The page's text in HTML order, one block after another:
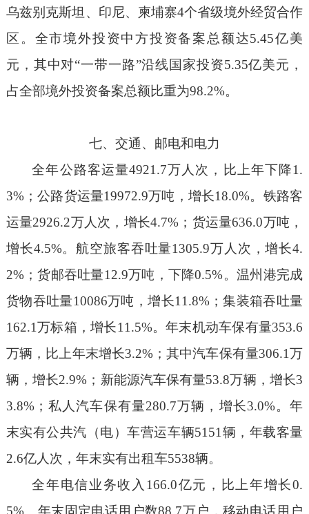
乌兹别克斯坦、印尼、柬埔寨4个省级境外经贸合作
区。全市境外投资中方投资备案总额达5.45亿美
元，其中对“一带一路”沿线国家投资5.35亿美元，
占全部境外投资备案总额比重为98.2%。
七、交通、邮电和电力
全年公路客运量4921.7万人次，比上年下降1.
3%；公路货运量19972.9万吨，增长18.0%。 铁路客
运量2926.2万人次， 增长4.7% ；货运量636.0万吨，
增长4.5%。航空旅客吞吐量1 305.9万人次，增长4.
2%；货邮吞吐量12.9万吨， 下降0.5%。温州港完成
货物吞吐量10086万吨，增长11.8%；集装箱吞吐量
162.1万标箱，增长11.5%。年末机动车保有量353.6
万辆，比上年末增长3.2% ；其中汽车保有量306.1万
辆，增长2.9% ；新能源汽车保有量53.8万辆，增长3
3.8%； 私人汽车保有量280.7万辆，增长3.0%。年
末实有公共汽（电）车营运车辆5151 辆，年载客量
2.6亿人次，年末实有出租车5538辆。
全年电信业务收入 166.0亿元，比上年增长0.
5%。 年末固定电话用户数88.7万户，移动电话用户